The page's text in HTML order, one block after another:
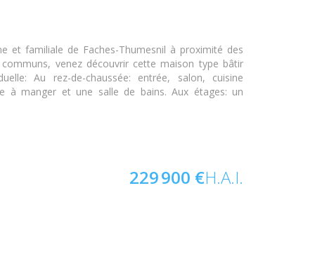
et familiale de Faches-Thumesnil à proximité des
venez découvrir cette maison type bâtir
Au rez-de-chaussée: entrée, salon, cuisine
à manger et une salle de bains. Aux étages: un
229 900 €H.A.I.